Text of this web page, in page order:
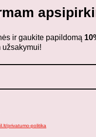
480 3in1
ir gaukite papildomą
užsakymui!
privatumo-politika